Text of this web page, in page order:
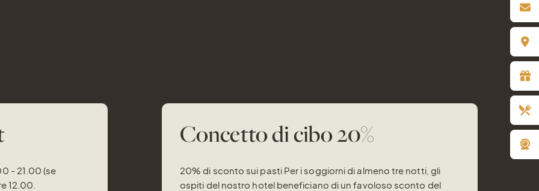
- 21.00 (se
12.00.
Concetto di cibo 20%
20% di sconto sui pasti Per i soggiorni di almeno tre notti, gli
ospiti del nostro hotel beneficiano di un favoloso sconto del